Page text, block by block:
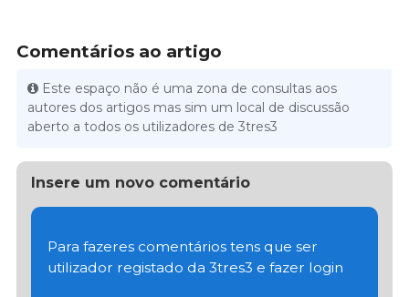
Comentários ao artigo
Este espaço não é uma zona de consultas aos
autores dos artigos mas sim um local de discussão
aberto a todos os utilizadores de 3tres3
Insere um novo comentário
Para fazeres comentários tens que ser
utilizador registado da 3tres3 e fazer login